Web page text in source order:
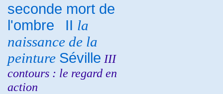
seconde mort de
l'ombre
II la
naissance de la
peinture Séville III
contours : le regard en
action